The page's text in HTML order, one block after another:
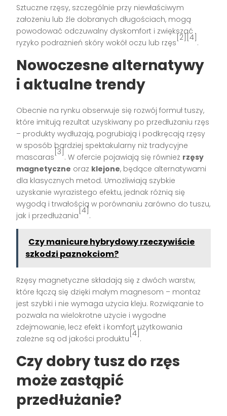
Sztuczne rzęsy, szczególnie przy niewłaściwym
założeniu lub źle dobranych długościach, mogą
powodować odczuwalny dyskomfort i zwiększać
ryzyko podrażnień skóry wokół oczu lub rzęs
[2][4]
.
Nowoczesne alternatywy
i aktualne trendy
Obecnie na rynku obserwuje się rozwój formuł tuszy,
które imitują rezultat uzyskiwany po przedłużaniu rzęs
– produkty wydłużają, pogrubiają i podkręcają rzęsy
w sposób bardziej spektakularny niż tradycyjne
mascaras
[3]
. W ofercie pojawiają się również rzęsy
magnetyczne oraz klejone, będące alternatywami
dla klasycznych metod. Umożliwiają szybkie
uzyskanie wyrazistego efektu, jednak różnią się
wygodą i trwałością w porównaniu zarówno do tuszu,
jak i przedłużania
[4]
.
Czy manicure hybrydowy rzeczywiście
szkodzi paznokciom?
Rzęsy magnetyczne składają się z dwóch warstw,
które łączą się dzięki małym magnesom – montaż
jest szybki i nie wymaga użycia kleju. Rozwiązanie to
pozwala na wielokrotne użycie i wygodne
zdejmowanie, lecz efekt i komfort użytkowania
zależne są od jakości produktu
[4]
.
Czy dobry tusz do rzęs
może zastąpić
przedłużanie?